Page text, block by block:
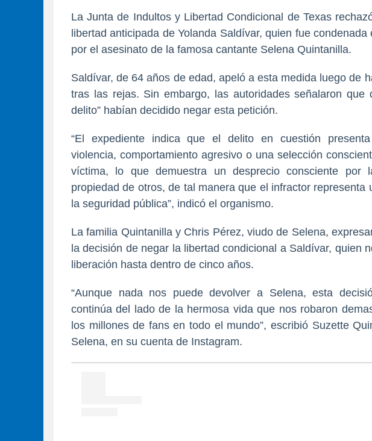
La Junta de Indultos y Libertad Condicional de Texas
libertad anticipada de Yolanda Saldívar, quien fue
por el asesinato de la famosa cantante Selena Quintanilla.
Saldívar, de 64 años de edad, apeló a esta medida luego de
tras las rejas. Sin embargo, las autoridades señalaron que
delito” habían decidido negar esta petición.
“El expediente indica que el delito en cuestión
violencia, comportamiento agresivo o una selección
víctima, lo que demuestra un desprecio consciente
propiedad de otros, de tal manera que el infractor representa
la seguridad pública”, indicó el organismo.
La familia Quintanilla y Chris Pérez, viudo de Selena,
la decisión de negar la libertad condicional a Saldívar, quien
liberación hasta dentro de cinco años.
“Aunque nada nos puede devolver a Selena, esta
continúa del lado de la hermosa vida que nos robaron
los millones de fans en todo el mundo”, escribió Suzette
Selena, en su cuenta de Instagram.